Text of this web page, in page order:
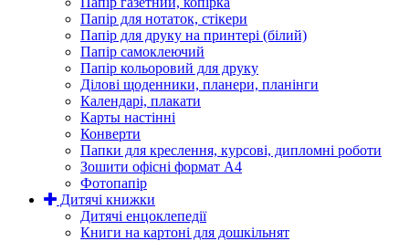
Папір для нотаток, стікери
Папір для друку на принтері (білий)
Папір самоклеючий
Папір кольоровий для друку
Ділові щоденники, планери, планінги
Календарі, плакати
Карты настінні
Конверти
Папки для креслення, курсові, дипломні роботи
Зошити офісні формат А4
Фотопапір
Дитячі книжки
Дитячі енцоклепедії
Книги на картоні для дошкільнят